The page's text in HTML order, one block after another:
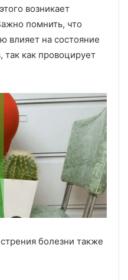
возникает
помнить, что
влияет на состояние
так как провоцирует
болезни также